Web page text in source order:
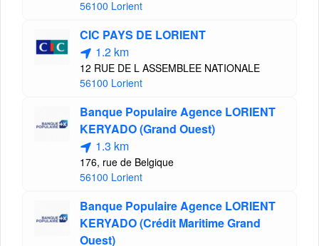
56100 Lorient
CIC PAYS DE LORIENT
1.2 km
12 RUE DE L ASSEMBLEE NATIONALE
56100 Lorient
Banque Populaire Agence LORIENT
KERYADO (Grand Ouest)
1.3 km
176, rue de Belgique
56100 Lorient
Banque Populaire Agence LORIENT
KERYADO (Crédit Maritime Grand
Ouest)